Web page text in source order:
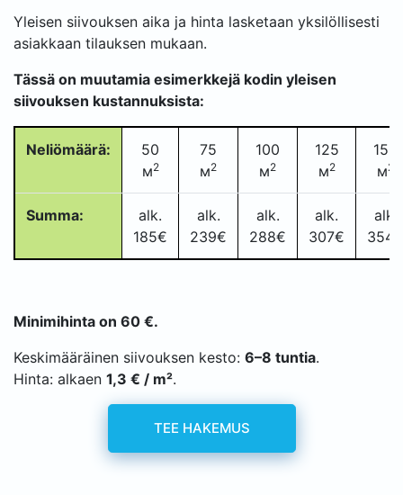
Yleisen siivouksen aika ja hinta lasketaan yksilöllisesti
asiakkaan tilauksen mukaan.
Tässä on muutamia esimerkkejä kodin yleisen
siivouksen kustannuksista:
Neliömäärä:
50
м2
75
м2
100
м2
125
м2
150
м2
Summa:
alk.
185€
alk.
239€
alk.
288€
alk.
307€
alk.
354€
Minimihinta on 60 €.
Keskimääräinen siivouksen kesto: 6–8 tuntia.
Hinta: alkaen 1,3 € / m².
TEE HAKEMUS